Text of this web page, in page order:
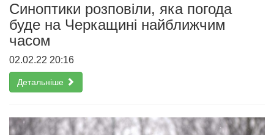
Синоптики розповіли, яка погода
буде на Черкащині найближчим
часом
02.02.22 20:16
Детальніше